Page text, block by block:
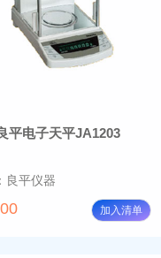
平电子天平JA1203
良平仪器
加入清单